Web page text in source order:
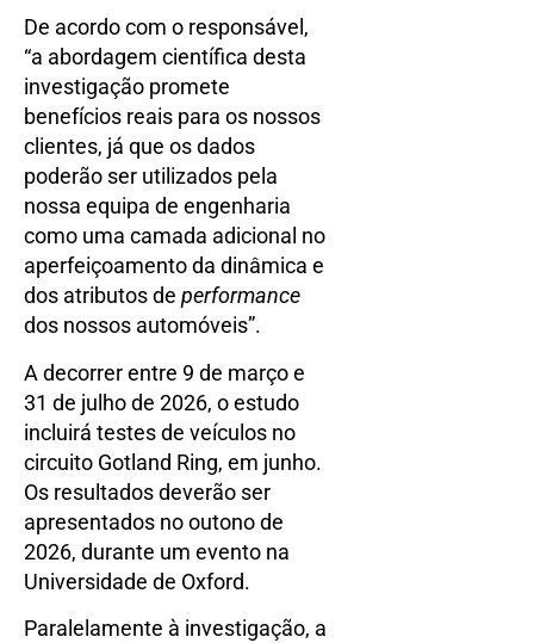
De acordo com o responsável,
“a abordagem científica desta
investigação promete
benefícios reais para os nossos
clientes, já que os dados
poderão ser utilizados pela
nossa equipa de engenharia
como uma camada adicional no
aperfeiçoamento da dinâmica e
dos atributos de performance
dos nossos automóveis”.
A decorrer entre 9 de março e
31 de julho de 2026, o estudo
incluirá testes de veículos no
circuito Gotland Ring, em junho.
Os resultados deverão ser
apresentados no outono de
2026, durante um evento na
Universidade de Oxford.
Paralelamente à investigação, a